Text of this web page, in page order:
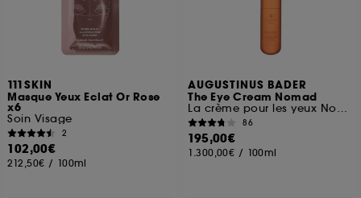
111SKIN
Masque Yeux Eclat Or Rose
x6
Soin Visage
2
102,00€
212,50€ / 100ml
AUGUSTINUS BADER
The Eye Cream Nomad
La crème pour les yeux Nomad
86
195,00€
1.300,00€ / 100ml